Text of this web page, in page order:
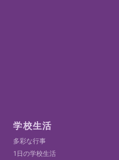
学校生活
多彩な行事
1日の学校生活